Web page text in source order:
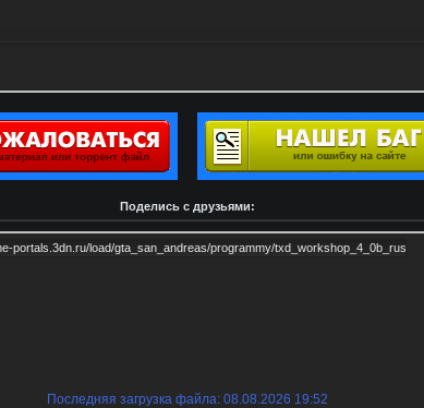
Поделись с друзьями:
Последняя загрузка файла: 08.08.2026 19:52